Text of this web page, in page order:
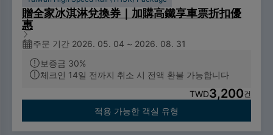
贈全家冰淇淋兌換券｜加購高鐵享車票折扣優
惠
주문 기간 2026. 05. 04 ~ 2026. 08. 31
보증금 30%
체크인 14일 전까지 취소 시 전액 환불 가능합니다
TWD3,200건
적용 가능한 객실 유형